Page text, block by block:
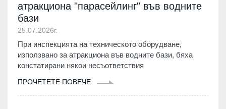
атракциона "парасейлинг" във водните
бази
25.07.2026г.
При инспекцията на техническото оборудване,
използвано за атракциона във водните бази, бяха
констатирани някои несъответствия
ПРОЧЕТЕТЕ ПОВЕЧЕ